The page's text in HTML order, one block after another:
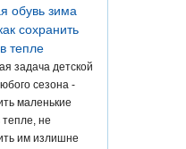
обувь зима
сохранить
тепле
задача детской
сезона -
маленькие
тепле, не
им излишне